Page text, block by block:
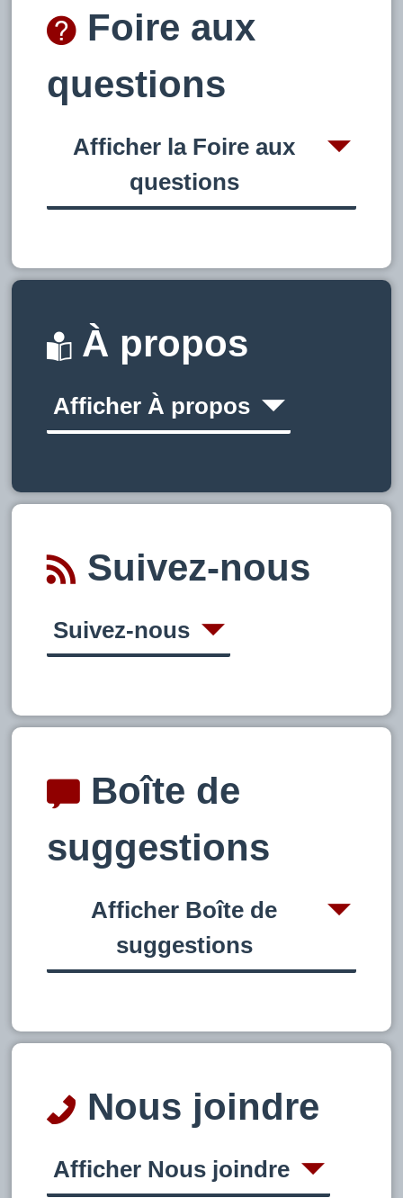
Foire aux
questions
Afficher la Foire aux
questions
À propos
Afficher À propos
Suivez-nous
Suivez-nous
Boîte de
suggestions
Afficher Boîte de
suggestions
Nous joindre
Afficher Nous joindre